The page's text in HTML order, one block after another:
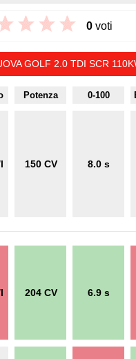
0 voti
GOLF 2.0 TDI SCR
Potenza 0-100
150 CV 8.0 s
204 CV 6.9 s